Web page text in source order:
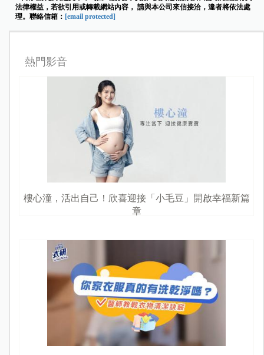
法律權益，若欲引用或轉載網站內容， 請與本公司來信接洽，違者將依法處
理。聯絡信箱： [email protected]
熱門影音
樓心潼，活出自己！欣喜迎接「小毛豆」開啟幸福新篇
章